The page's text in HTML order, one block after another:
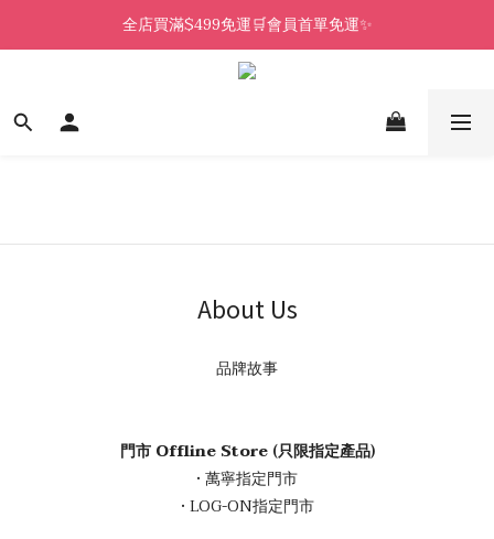
全店買滿$499免運🛒會員首單免運✨
About Us
品牌故事
門市 Offline Store (只限指定產品)
• 萬寧指定門市
• LOG-ON指定門市